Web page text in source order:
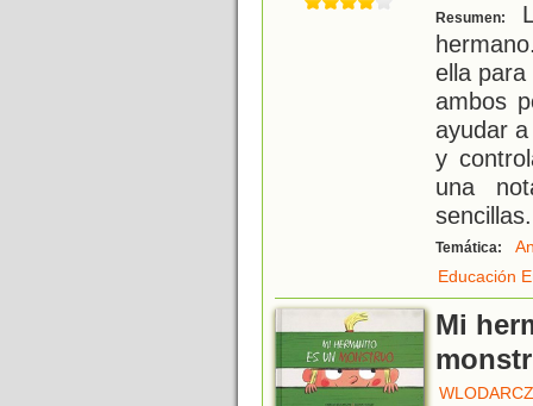
Resumen:
ella
ambos
ayudar
y
una
sencillas
Temática:
Educación
Mi